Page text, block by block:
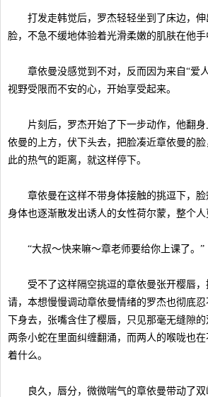
打发走韩觉后，罗杰轻轻坐到了床边，伸
脸，不急不缓地体验着光滑柔嫩的肌肤在他手
章依曼没感觉到不对，反而因为来自“爱
视野受限而不安的心，开始享受起来。
片刻后，罗杰开始了下一步动作，他翻身
依曼的上方，伏下头去，把脸凑近章依曼的
此的热气的距离，就这样停下。
章依曼在这样不带身体接触的挑逗下，脸
身体也逐渐散发出诱人的女性荷尔蒙，整个人
“大叔～快来嘛～章老师要给你上课了。”
受不了这样隔空挑逗的章依曼张开樱唇，
请，本想慢慢调动章依曼情绪的罗杰也彻底
下身去，张嘴含住了樱唇，只见那毫无缝隙
两条小蛇在里面纠缠翻涌，而两人的喉咙也
着什么。
良久，唇分，微微喘气的章依曼带动了双